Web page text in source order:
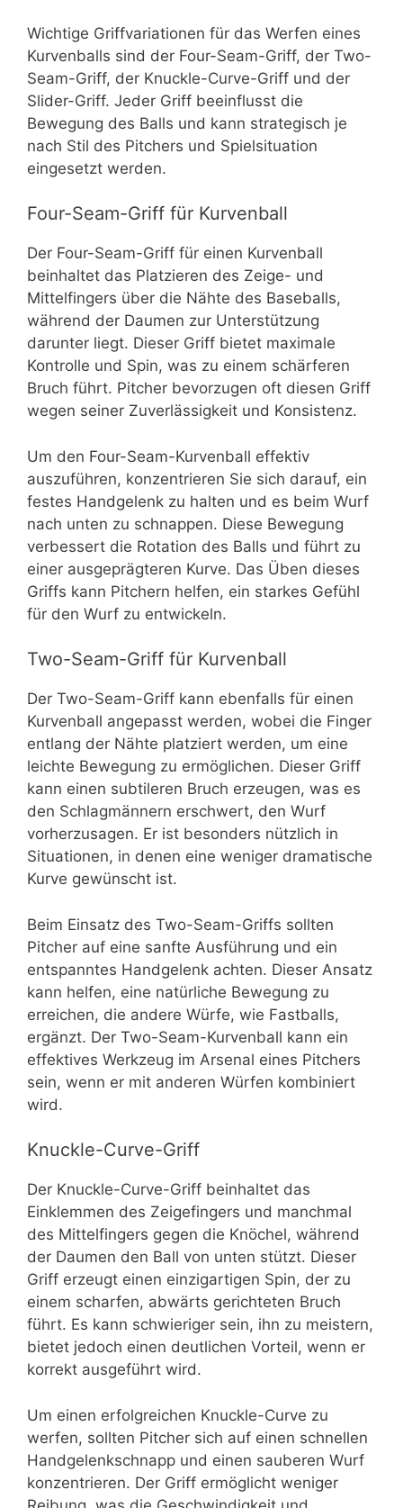
Wichtige Griffvariationen für das Werfen eines
Kurvenballs sind der Four-Seam-Griff, der Two-
Seam-Griff, der Knuckle-Curve-Griff und der
Slider-Griff. Jeder Griff beeinflusst die
Bewegung des Balls und kann strategisch je
nach Stil des Pitchers und Spielsituation
eingesetzt werden.
Four-Seam-Griff für Kurvenball
Der Four-Seam-Griff für einen Kurvenball
beinhaltet das Platzieren des Zeige- und
Mittelfingers über die Nähte des Baseballs,
während der Daumen zur Unterstützung
darunter liegt. Dieser Griff bietet maximale
Kontrolle und Spin, was zu einem schärferen
Bruch führt. Pitcher bevorzugen oft diesen Griff
wegen seiner Zuverlässigkeit und Konsistenz.
Um den Four-Seam-Kurvenball effektiv
auszuführen, konzentrieren Sie sich darauf, ein
festes Handgelenk zu halten und es beim Wurf
nach unten zu schnappen. Diese Bewegung
verbessert die Rotation des Balls und führt zu
einer ausgeprägteren Kurve. Das Üben dieses
Griffs kann Pitchern helfen, ein starkes Gefühl
für den Wurf zu entwickeln.
Two-Seam-Griff für Kurvenball
Der Two-Seam-Griff kann ebenfalls für einen
Kurvenball angepasst werden, wobei die Finger
entlang der Nähte platziert werden, um eine
leichte Bewegung zu ermöglichen. Dieser Griff
kann einen subtileren Bruch erzeugen, was es
den Schlagmännern erschwert, den Wurf
vorherzusagen. Er ist besonders nützlich in
Situationen, in denen eine weniger dramatische
Kurve gewünscht ist.
Beim Einsatz des Two-Seam-Griffs sollten
Pitcher auf eine sanfte Ausführung und ein
entspanntes Handgelenk achten. Dieser Ansatz
kann helfen, eine natürliche Bewegung zu
erreichen, die andere Würfe, wie Fastballs,
ergänzt. Der Two-Seam-Kurvenball kann ein
effektives Werkzeug im Arsenal eines Pitchers
sein, wenn er mit anderen Würfen kombiniert
wird.
Knuckle-Curve-Griff
Der Knuckle-Curve-Griff beinhaltet das
Einklemmen des Zeigefingers und manchmal
des Mittelfingers gegen die Knöchel, während
der Daumen den Ball von unten stützt. Dieser
Griff erzeugt einen einzigartigen Spin, der zu
einem scharfen, abwärts gerichteten Bruch
führt. Es kann schwieriger sein, ihn zu meistern,
bietet jedoch einen deutlichen Vorteil, wenn er
korrekt ausgeführt wird.
Um einen erfolgreichen Knuckle-Curve zu
werfen, sollten Pitcher sich auf einen schnellen
Handgelenkschnapp und einen sauberen Wurf
konzentrieren. Der Griff ermöglicht weniger